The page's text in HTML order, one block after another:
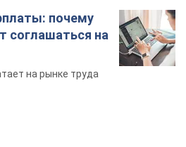
почему
соглашаться на
на рынке труда